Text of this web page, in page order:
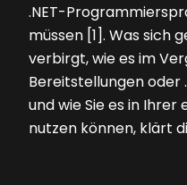
.NET-
müssen [1]. Was sich
verbirgt, wie es im
Bereitstellungen oder
und wie Sie es in Ihrer
nutzen können, klärt